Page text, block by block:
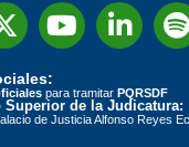
para tramitar PQRSDF
Superior de la Judicatura:
de Justicia Alfonso Reyes